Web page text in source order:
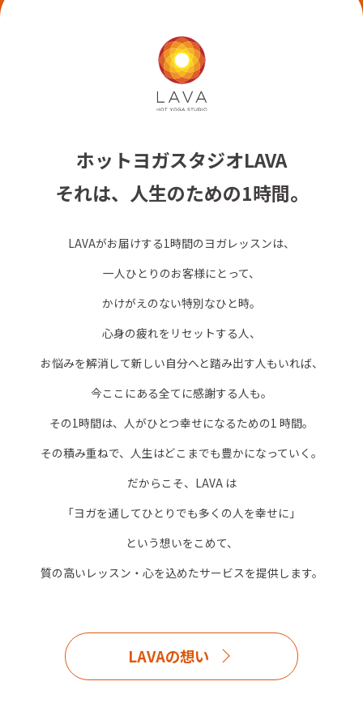
ホットヨガスタジオLAVA
それは、人生のための1時間。
LAVAがお届けする1時間のヨガレッスンは、
一人ひとりのお客様にとって、
かけがえのない特別なひと時。
心身の疲れをリセットする人、
お悩みを解消して新しい自分へと踏み出す人もいれば、
今ここにある全てに感謝する人も。
その1時間は、人がひとつ幸せになるための1 時間。
その積み重ねで、人生はどこまでも豊かになっていく。
だからこそ、LAVA は
「ヨガを通してひとりでも多くの人を幸せに」
という想いをこめて、
質の高いレッスン・心を込めたサービスを提供します。
LAVAの想い